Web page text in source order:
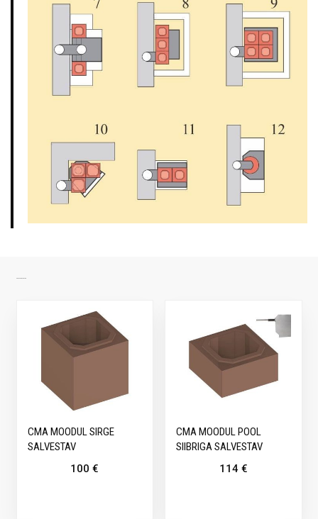
CMA MOODUL SIRGE
SALVESTAV
100€
CMA MOODUL POOL
SIIBRIGA SALVESTAV
114 €